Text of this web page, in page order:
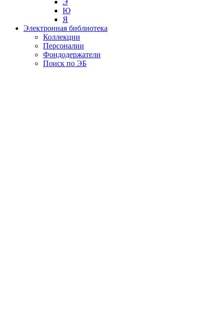
Ю
Я
Электронная библиотека
Коллекции
Персоналии
Фондодержатели
Поиск по ЭБ